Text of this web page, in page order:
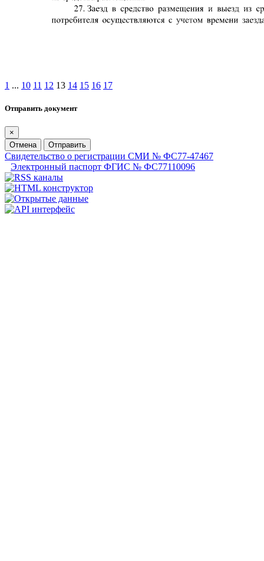
1 ... 10 11 12 13 14 15 16 17
Отправить документ
×
Отмена
Отправить
Свидетельство о регистрации СМИ № ФС77-47467
Электронный паспорт ФГИС № ФС77110096